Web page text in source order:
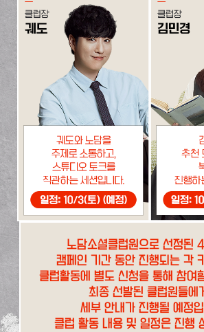
노담소셜클럽원으로 선정된
캠페인 기간 동안 진행되는 각
클럽활동에 별도 신청을 통해 참여
최종 선발된 클럽원들에
세부 안내가 진행될 예정
클럽 활동 내용 및 일정은 진행